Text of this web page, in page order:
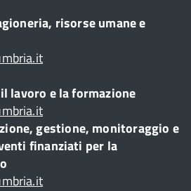
risorse umane e
lavoro e la formazione
gestione, monitoraggio e
finanziati per la